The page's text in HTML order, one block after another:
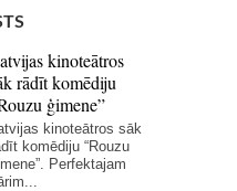
kinoteātros
rādīt komēdiju
ģimene”
kinoteātros sāk
komēdiju “Rouzu
Perfektajam